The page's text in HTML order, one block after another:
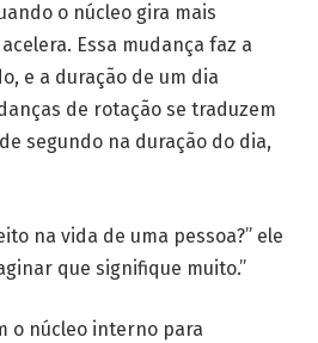
o núcleo gira mais
Essa mudança faz a
e a duração de um dia
de rotação se traduzem
segundo na duração do dia,
na vida de uma pessoa?” ele
que signifique muito.”
o núcleo interno para